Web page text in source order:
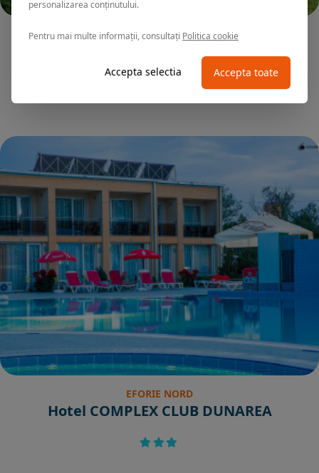
NEPTUN
Hotel 2D RESORT & SPA
EFORIE NORD
Hotel COMPLEX CLUB DUNAREA
personalizarea conținutului.
Pentru mai multe informații, consultați Politica cookie
Accepta selectia Accepta toate